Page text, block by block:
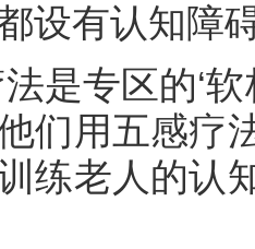
设有认知障
是专区的‘
们用五感疗
练老人的认